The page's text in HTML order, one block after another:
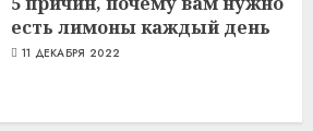
есть лимоны каждый день
11 ДЕКАБРЯ 2022